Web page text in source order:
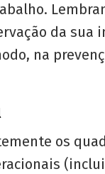
da sua
na
os